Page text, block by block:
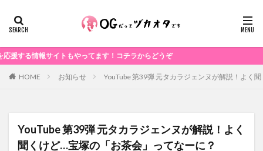
イトもやってます！コチラからどうぞ
HOME お知らせ YouTube 第39弾 元タカラジェンヌが解説！よく
YouTube 第39弾 元タカラジェンヌが解説！よく
聞くけど…宝塚の「お茶会」ってなーに？